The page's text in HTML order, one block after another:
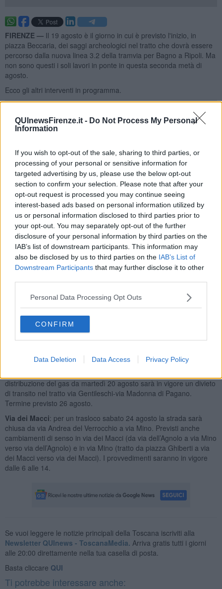
QUInewsFirenze.it - Do Not Process My Personal
Information
If you wish to opt-out of the sale, sharing to third parties, or
processing of your personal or sensitive information for
targeted advertising by us, please use the below opt-out
section to confirm your selection. Please note that after your
opt-out request is processed you may continue seeing
interest-based ads based on personal information utilized by
us or personal information disclosed to third parties prior to
your opt-out. You may separately opt-out of the further
disclosure of your personal information by third parties on the
IAB’s list of downstream participants. This information may
also be disclosed by us to third parties on the IAB’s List of
Downstream Participants that may further disclose it to other
Personal Data Processing Opt Outs
CONFIRM
Data Deletion Data Access Privacy Policy
FIRENZE — Il 19 agosto è il giorno in cui è previsto l'inizio, in
piazza Beccaria, dei saggi archeologici nel tratto che dovrà essere
percorso dalla nuova linea 3.2 della tramvia per Bagno a Ripoli. Ma
non sono questi i soli lavori in ponte in questa seconda metà di
agosto.
Ecco gli altri interventi in programma.
Costa dei Magnoli
Scarupuccia a piazza Santa Maria Soprarno sarà chiuso. Divieto di
transito anche in via del Canneto da Costa dei Magnoli a Costa
Scarpuccia.
Borgo San Lorenzo : inizieranno lunedì 19 agosto i lavori relativi
alla posa di fibre ottiche con l’istituzione di un divieto di transito nel
tratto compreso fra i numeri civici 9 e 5. Termine previsto 23
agosto.
Via Sestese: anche in questo caso si tratta di posa di cavi in fibra
ottica. Da lunedì 19 agosto nel tratto tra via Crocetta e via Collodi
sarà chiusa la corsia preferenziale. L’intervento si concluderà il 30
agosto.
: lunedì 19 agosto è in programma un trasloco.
Dalle 7.30 alle 12 previsti divieti di transito nel tratto via dei
Lamberti-via Porta Rossa.
Via Lambertesca: sempre lunedì 19 agosto e sempre per trasloco
e via Por Santa Maria.
distribuzione del gas da martedì 20 agosto sarà in vigore un divieto
di transito nel tratto via Gentileschi-via Madonna di Pagano.
Termine previsto 26 agosto.
Via dei Macci: per un trasloco sabato 24 agosto la strada sarà
chiusa da via Andrea del Verrocchio a via Mino. Previsti anche
cambiamenti di senso in via dei Macci (da via dell’Agnolo a via Mino
verso via dell’Agnolo) e in via Mino (tratto da piazza Ghiberti a via
dei Macci verso via dei Macci). I provvedimenti saranno in vigore
dalle 6 alle 14.
Se vuoi leggere le notizie principali della Toscana iscriviti alla
Newsletter QUInews - ToscanaMedia. Arriva gratis tutti i giorni
alle 20:00 direttamente nella tua casella di posta.
Basta cliccare QUI
Ti potrebbe interessare anche: